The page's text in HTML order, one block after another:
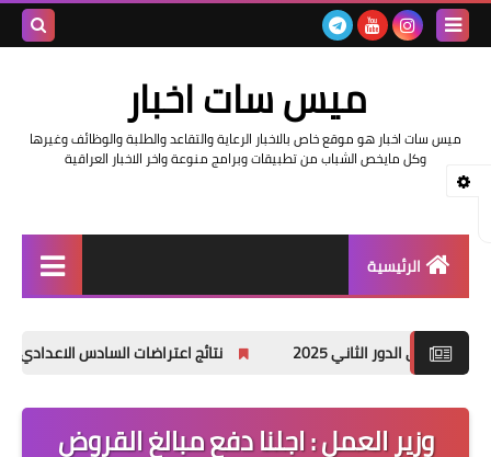
ميس سات اخبار
ميس سات اخبار هو موقع خاص بالاخبار الرعاية والتقاعد والطلبة والوظائف وغيرها
وكل مايخص الشباب من تطبيقات وبرامج منوعة واخر الاخبار العراقية
الرئيسية
اخبار وزارة التربية والتعليم
2025 نتائج اعتراضات السادس الاعدادي 2025 الدور الأول جميع المحافظات
وزير العمل : اجلنا دفع مبالغ القروض